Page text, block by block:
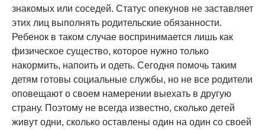
знакомых или соседей. Статус опекунов не заставляет
этих лиц выполнять родительские обязанности.
Ребенок в таком случае воспринимается лишь как
физическое существо, которое нужно только
накормить, напоить и одеть. Сегодня помочь таким
детям готовы социальные службы, но не все родители
оповещают о своем намерении выехать в другую
страну. Поэтому не всегда известно, сколько детей
живут одни, сколько оставлены один на один со своей